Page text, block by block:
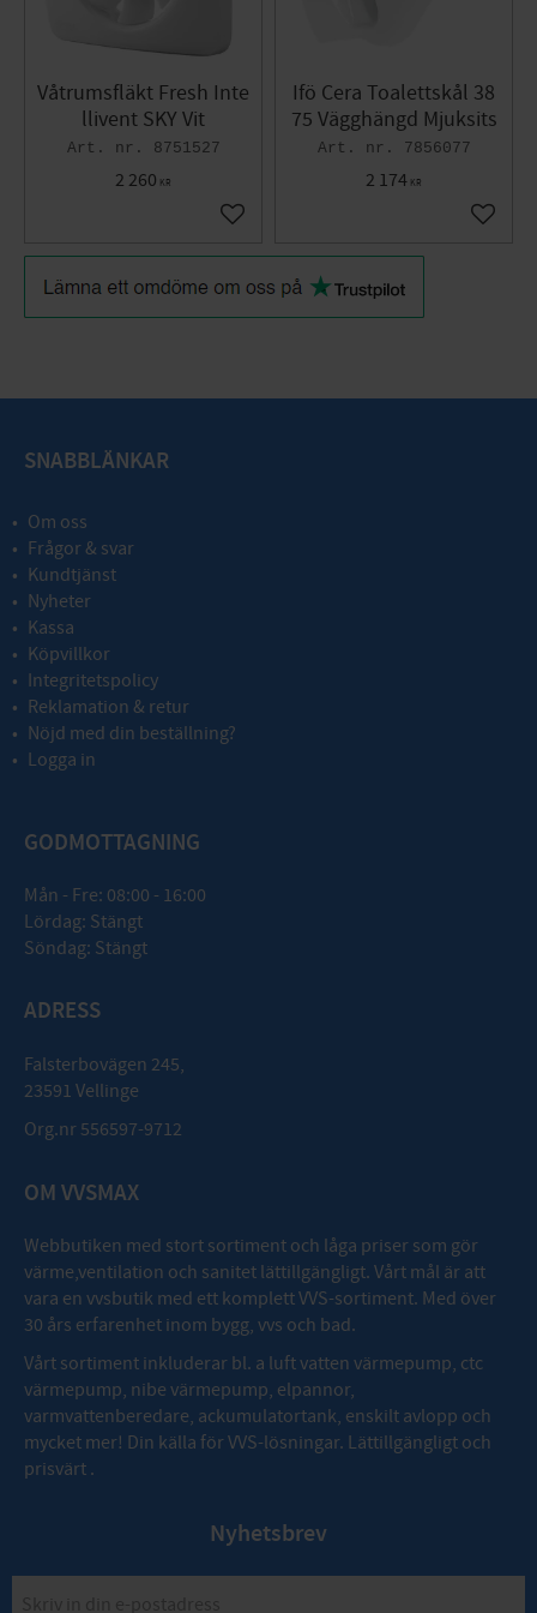
Våtrumsfläkt Fresh Inte
llivent SKY Vit
8751527
2 260 KR
Lägg till i favoriter
Ifö Cera Toalettskål 38
75 Vägghängd Mjuksits
7856077
2 174 KR
Lägg
SNABBLÄNKAR
Om oss
Frågor & svar
Kundtjänst
Nyheter
Kassa
Köpvillkor
Integritetspolicy
Reklamation & retur
Nöjd med din beställning?
Logga in
GODMOTTAGNING
Mån - Fre: 08:00 - 16:00
Lördag: Stängt
Söndag: Stängt
ADRESS
Falsterbovägen 245,
23591 Vellinge
Org.nr 556597-9712
OM VVSMAX
Webbutiken med stort sortiment och låga priser som gör
värme,ventilation och sanitet lättillgängligt. Vårt mål är att
vara en vvsbutik med ett komplett VVS-sortiment. Med över
30 års erfarenhet inom bygg, vvs och bad.
Vårt sortiment inkluderar bl. a luft vatten värmepump, ctc
värmepump, nibe värmepump, elpannor,
varmvattenberedare, ackumulatortank, enskilt avlopp och
mycket mer! Din källa för VVS-lösningar. Lättillgängligt och
prisvärt .
Nyhetsbrev